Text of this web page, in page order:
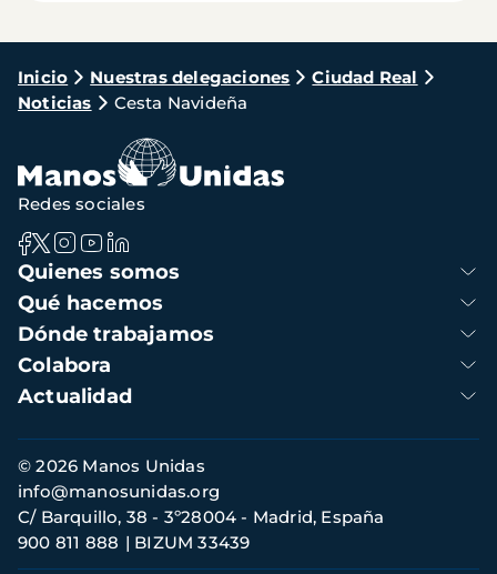
Ruta
de
navegación
Inicio Nuestras delegaciones
Ciudad Real
Noticias
Cesta Navideña
Navegación
principal
Quienes somos
Qué hacemos
Dónde trabajamos
Colabora
Actualidad
Redes sociales
Información
de
contacto
© 2026 Manos Unidas
C/ Barquillo, 38 - 3º28004 - Madrid, España
900 811 888
BIZUM 33439
info@manosunidas.org